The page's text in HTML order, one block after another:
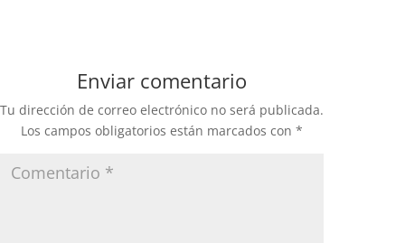
Enviar comentario
Tu dirección de correo electrónico no será publicada.
Los campos obligatorios están marcados con*